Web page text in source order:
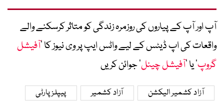
آپ اور آپ کے پیاروں کی روزمرہ زندگی کو متاثر کرسکنے والے
واقعات کی اپ ڈیٹس کے لیے واٹس ایپ پر وی نیوز کا ’آفیشل
گروپ‘ یا ’آفیشل چینل‘ جوائن کریں
آزاد کشمیر الیکشن آزاد کشمیر پیپلز پارٹی